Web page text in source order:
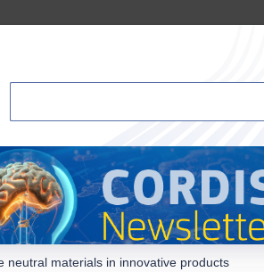
neutral materials in innovative products